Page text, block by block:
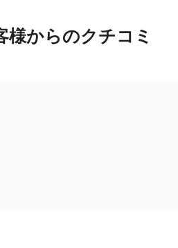
様からのクチコミ